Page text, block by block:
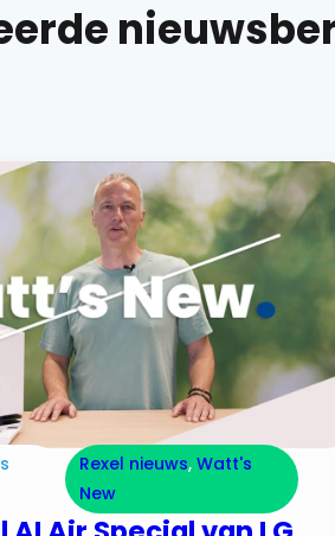
Rexel nieuws, Watt's
New